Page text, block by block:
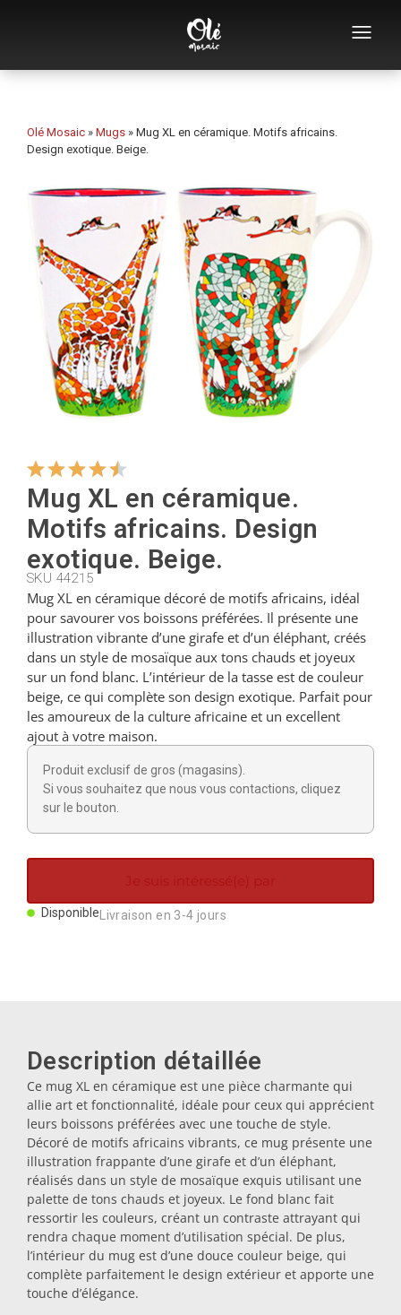
Qui sommes-nous
Ouvre-bouteilles
Tasses
Bols
Cendriers
Cintres
Coupeurs
Petites cuillères
Louches
Dés à coudre
Aimants
Sous-verres
Bouchons
Huiliers
Dessous-de-plat
Verres
Olé Mosaic » Mugs » Mug XL en céramique. Motifs africains.
Design exotique. Beige.
Mug XL en céramique.
Motifs africains. Design
exotique. Beige.
SKU 44215
Mug XL en céramique décoré de motifs africains, idéal
pour savourer vos boissons préférées. Il présente une
illustration vibrante d’une girafe et d’un éléphant, créés
dans un style de mosaïque aux tons chauds et joyeux
sur un fond blanc. L’intérieur de la tasse est de couleur
beige, ce qui complète son design exotique. Parfait pour
les amoureux de la culture africaine et un excellent
ajout à votre maison.
Produit exclusif de gros (magasins).
Si vous souhaitez que nous vous contactions, cliquez
sur le bouton.
Je suis intéressé(e) par
DisponibleLivraison en 3-4 jours
Description détaillée
Ce mug XL en céramique est une pièce charmante qui
allie art et fonctionnalité, idéale pour ceux qui apprécient
leurs boissons préférées avec une touche de style.
Décoré de motifs africains vibrants, ce mug présente une
illustration frappante d’une girafe et d’un éléphant,
réalisés dans un style de mosaïque exquis utilisant une
palette de tons chauds et joyeux. Le fond blanc fait
ressortir les couleurs, créant un contraste attrayant qui
rendra chaque moment d’utilisation spécial. De plus,
l’intérieur du mug est d’une douce couleur beige, qui
complète parfaitement le design extérieur et apporte une
touche d’élégance.